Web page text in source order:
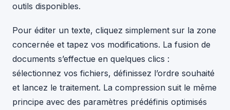
outils disponibles.
Pour éditer un texte, cliquez simplement sur la zone
concernée et tapez vos modifications. La fusion de
documents s’effectue en quelques clics :
sélectionnez vos fichiers, définissez l’ordre souhaité
et lancez le traitement. La compression suit le même
principe avec des paramètres prédéfinis optimisés